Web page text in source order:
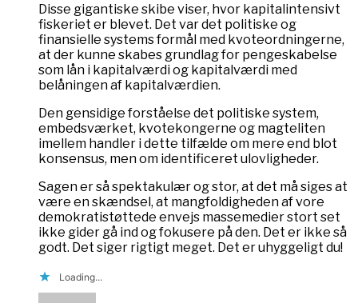
Disse gigantiske skibe viser, hvor kapitalintensivt
fiskeriet er blevet. Det var det politiske og
finansielle systems formål med kvoteordningerne,
at der kunne skabes grundlag for pengeskabelse
som lån i kapitalværdi og kapitalværdi med
belåningen af kapitalværdien.
Den gensidige forståelse det politiske system,
embedsværket, kvotekongerne og magteliten
imellem handler i dette tilfælde om mere end blot
konsensus, men om identificeret ulovligheder.
Sagen er så spektakulær og stor, at det må siges at
være en skændsel, at mangfoldigheden af vore
demokratistøttede envejs massemedier stort set
ikke gider gå ind og fokusere på den. Det er ikke så
godt. Det siger rigtigt meget. Det er uhyggeligt du!
Loading...